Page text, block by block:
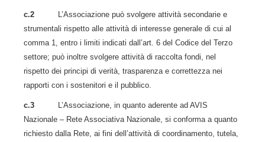
c.2 L’Associazione può svolgere attività secondarie e
strumentali rispetto alle attività di interesse generale di cui al
comma 1, entro i limiti indicati dall’art. 6 del Codice del Terzo
settore; può inoltre svolgere attività di raccolta fondi, nel
rispetto dei principi di verità, trasparenza e correttezza nei
rapporti con i sostenitori e il pubblico.
c.3
L’Associazione, in quanto aderente ad AVIS
Nazionale – Rete Associativa Nazionale, si conforma a quanto
richiesto dalla Rete, ai fini dell’attività di coordinamento, tutela,